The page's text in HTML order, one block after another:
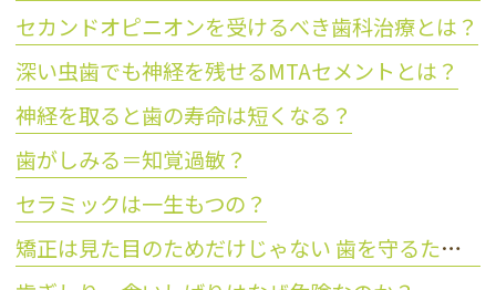
セカンドオピニオンを受けるべき歯科治療とは？
深い虫歯でも神経を残せるMTAセメントとは？
神経を取ると歯の寿命は短くなる？
歯がしみる＝知覚過敏？
セラミックは一生もつの？
矯正は見た目のためだけじゃない 歯を守るために大切な理由とは？